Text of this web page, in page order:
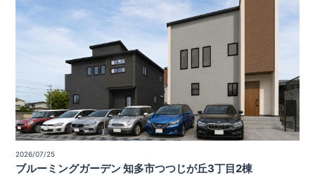
2026/07/25
ブルーミングガーデン 知多市つつじが丘3丁目2棟